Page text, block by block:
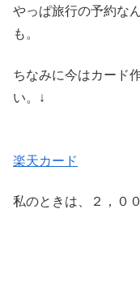
やっぱ旅行の予約な
も。
ちなみに今はカード
い。↓
楽天カード
私のときは、２，０